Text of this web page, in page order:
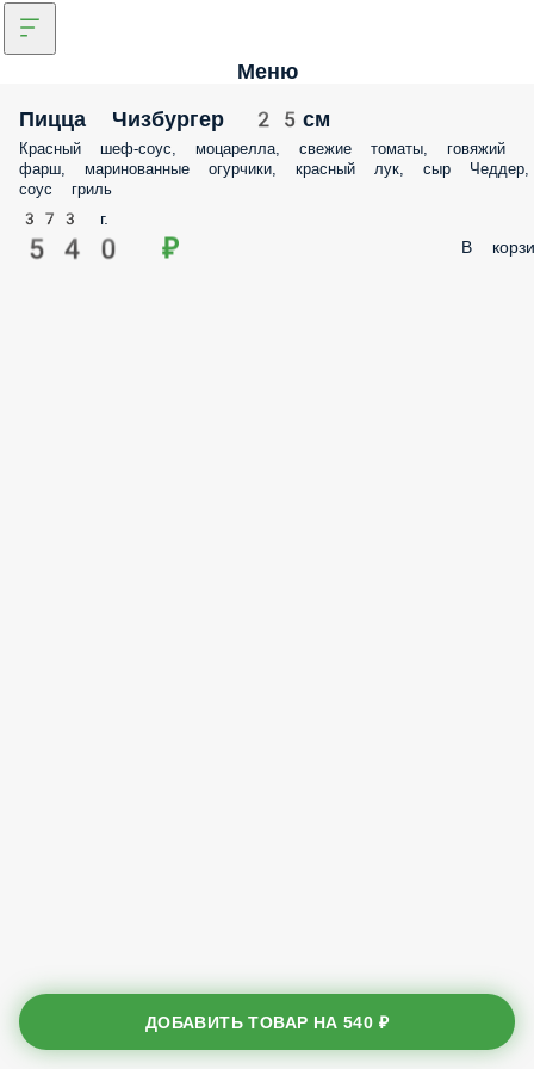
Меню
Пицца Чизбургер 25см
Красный шеф-соус, моцарелла, свежие томаты, говяжий фарш,
маринованные огурчики, красный лук, сыр Чеддер, соус гриль
373 г.
540 ₽
ДОБАВИТЬ ТОВАР НА540 ₽